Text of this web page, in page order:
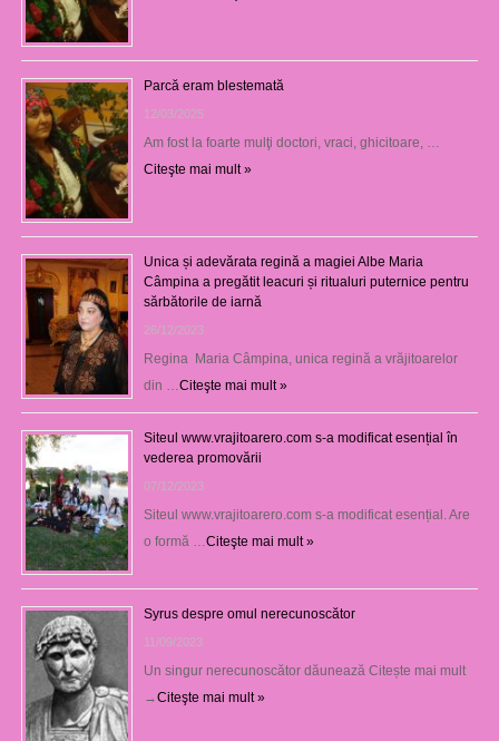
Parcă eram blestemată
12/03/2025
Am fost la foarte mulţi doctori, vraci, ghicitoare, …
Citeşte mai mult »
Unica și adevărata regină a magiei Albe Maria
Câmpina a pregătit leacuri și ritualuri puternice pentru
sărbătorile de iarnă
26/12/2023
Regina Maria Câmpina, unica regină a vrăjitoarelor
din … Citeşte mai mult »
Siteul www.vrajitoarero.com s-a modificat esențial în
vederea promovării
07/12/2023
Siteul www.vrajitoarero.com s-a modificat esențial. Are
o formă … Citeşte mai mult »
Syrus despre omul nerecunoscător
11/09/2023
Un singur nerecunoscător dăunează Citește mai mult
→Citeşte mai mult »